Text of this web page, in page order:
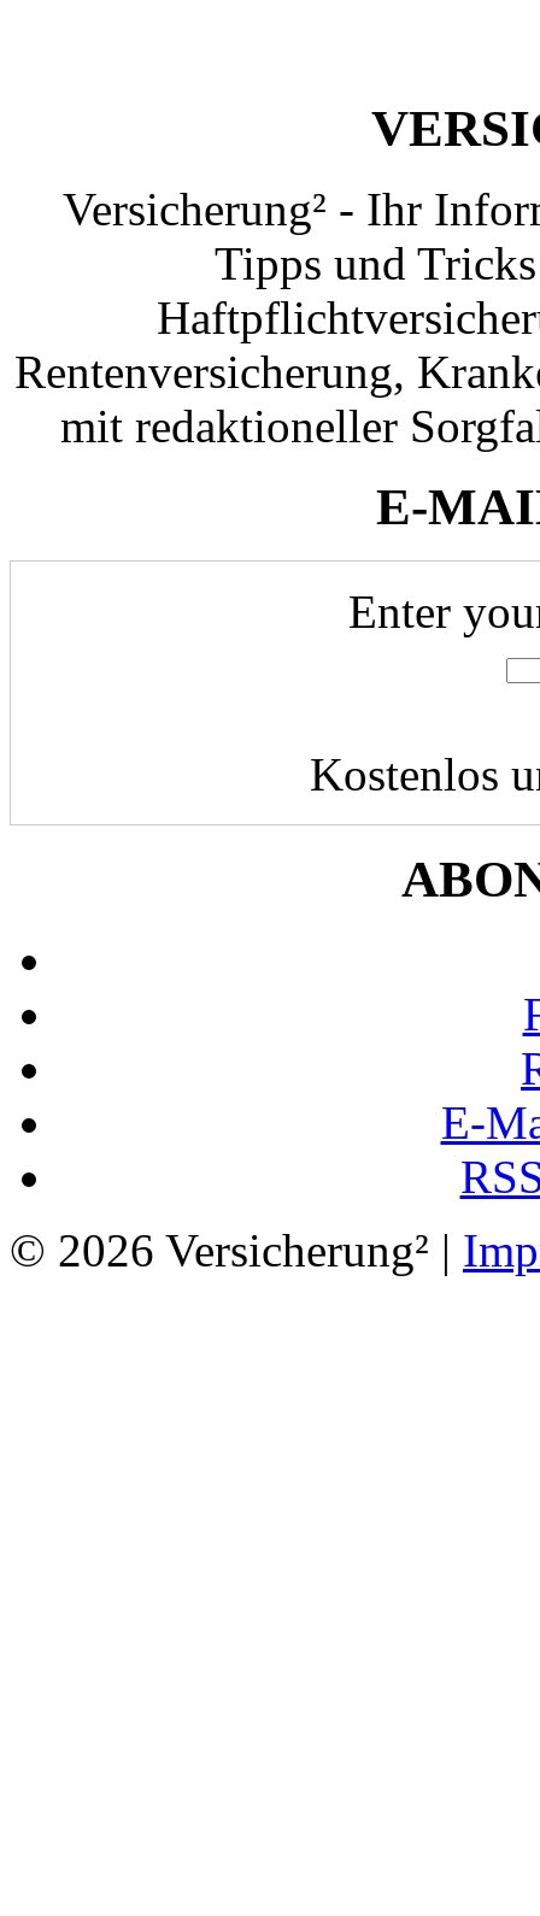
Versicherung² - Ihr
Tipps und
Rentenversicherung,
mit redaktioneller
E-
Enter
Kostenlos
E-
© 2026 Versicherung² |